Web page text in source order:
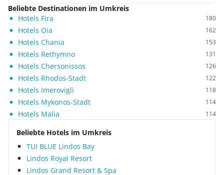
Beliebte Destinationen im Umkreis
Hotels Fira
180
Hotels Oia 162
Hotels Chania 153
Hotels Rethymno 131
Hotels Chersonissos 126
Hotels Rhodos-Stadt 122
Hotels Imerovigli 118
Hotels Mykonos-Stadt 114
Hotels Malia 114
Beliebte Hotels im Umkreis
TUI BLUE Lindos Bay
Lindos Royal Resort
Lindos Grand Resort & Spa